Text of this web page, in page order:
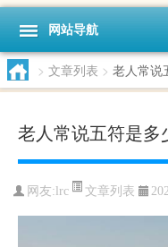
网站导航
> 文章列表 > 老人常说
老人常说五符是多
网友:lrc 文章列表